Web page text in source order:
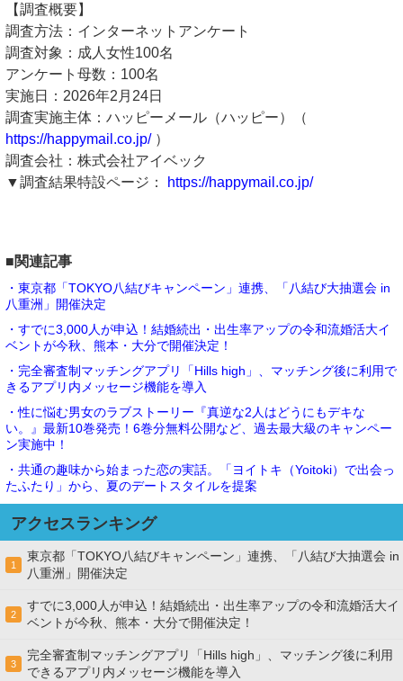
【調査概要】
調査方法：インターネットアンケート
調査対象：成人女性100名
アンケート母数：100名
実施日：2026年2月24日
調査実施主体：ハッピーメール（ハッピー）（
https://happymail.co.jp/）
調査会社：株式会社アイベック
▼調査結果特設ページ：
https://happymail.co.jp/
■関連記事
・東京都「TOKYO八結びキャンペーン」連携、「八結び大抽選会 in
八重洲」開催決定
・すでに3,000人が申込！結婚続出・出生率アップの令和流婚活大イ
ベントが今秋、熊本・大分で開催決定！
・完全審査制マッチングアプリ「Hills high」、マッチング後に利用で
きるアプリ内メッセージ機能を導入
・性に悩む男女のラブストーリー『真逆な2人はどうにもデキな
い。』最新10巻発売！6巻分無料公開など、過去最大級のキャンペー
ン実施中！
・共通の趣味から始まった恋の実話。「ヨイトキ（Yoitoki）で出会っ
たふたり」から、夏のデートスタイルを提案
アクセスランキング
1
東京都「TOKYO八結びキャンペーン」連携、「八結び大抽選会 in
八重洲」開催決定
2
すでに3,000人が申込！結婚続出・出生率アップの令和流婚活大イ
ベントが今秋、熊本・大分で開催決定！
3
完全審査制マッチングアプリ「Hills high」、マッチング後に利用
できるアプリ内メッセージ機能を導入